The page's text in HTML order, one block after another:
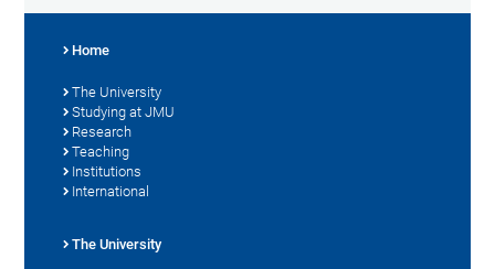
Home
The University
Studying at JMU
Research
Teaching
Institutions
International
The University